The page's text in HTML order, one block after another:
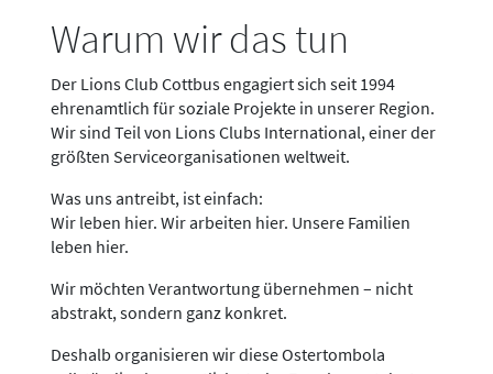
Warum wir das tun
Der Lions Club Cottbus engagiert sich seit 1994
ehrenamtlich für soziale Projekte in unserer Region.
Wir sind Teil von Lions Clubs International, einer der
größten Serviceorganisationen weltweit.
Was uns antreibt, ist einfach:
Wir leben hier. Wir arbeiten hier. Unsere Familien
leben hier.
Wir möchten Verantwortung übernehmen – nicht
abstrakt, sondern ganz konkret.
Deshalb organisieren wir diese Ostertombola